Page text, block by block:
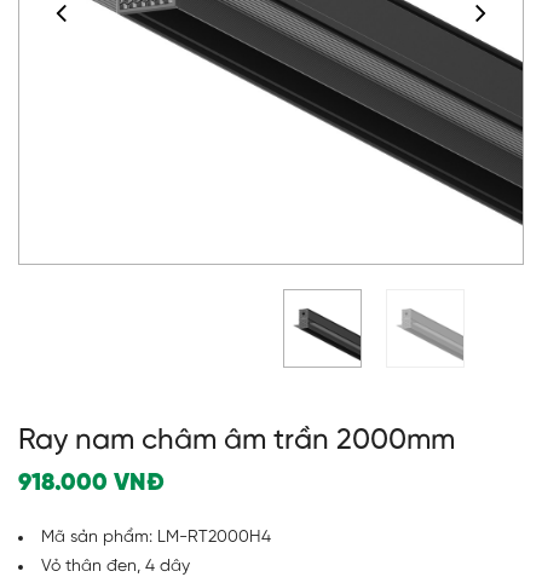
Ray nam châm âm trần 2000mm
918.000 VNĐ
Mã sản phẩm: LM-RT2000H4
Vỏ thân đen, 4 dây